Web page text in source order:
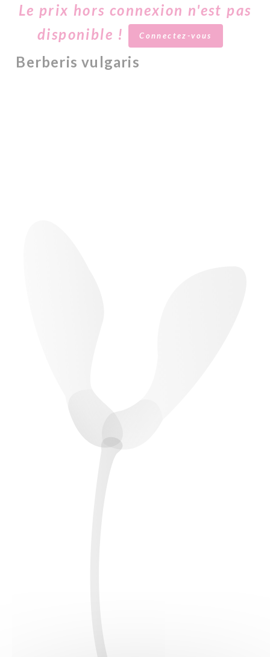
Le prix hors connexion n'est pas
disponible !
Connectez-vous
Berberis vulgaris